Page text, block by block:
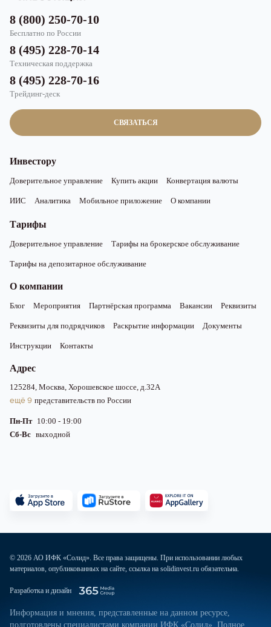
СВЯЗАТЬСЯ
8 (800) 250-70-10
Бесплатно по России
8 (495) 228-70-14
Техническая поддержка
8 (495) 228-70-16
Трейдинг-деск
Инвестору
Доверительное управление Купить акции Конвертация валюты
ИИС Аналитика Мобильное приложение О компании
Тарифы
Доверительное управление Тарифы на брокерское обслуживание
Тарифы на депозитарное обслуживание
О компании
Блог Мероприятия Партнёрская программа Вакансии Реквизиты
Реквизиты для подрядчиков Раскрытие информации Документы
Инструкции Контакты
Адрес
125284, Москва, Хорошевское шоссе, д.32А
ещё 9 представительств по России
Пн-Пт 10:00 - 19:00
Сб-Вс выходной
© 2026 АО ИФК «Солид». Все права защищены. При использовании любых
материалов, опубликованных на сайте, ссылка на solidinvest.ru обязательна.
Разработка и дизайн
Информация и мнения, представленные на данном ресурсе,
подготовлены специалистами компании ИФК «Солид». Полное